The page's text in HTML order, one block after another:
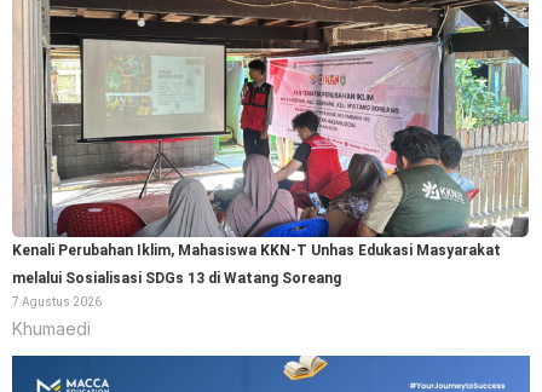
Kenali Perubahan Iklim, Mahasiswa KKN-T Unhas Edukasi Masyarakat
melalui Sosialisasi SDGs 13 di Watang Soreang
7 Agustus 2026
Khumaedi